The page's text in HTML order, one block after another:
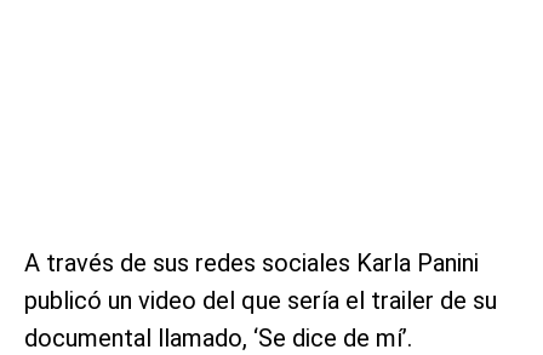
A través de sus redes sociales Karla Panini
publicó un video del que sería el trailer de su
documental llamado, ‘Se dice de mí’.